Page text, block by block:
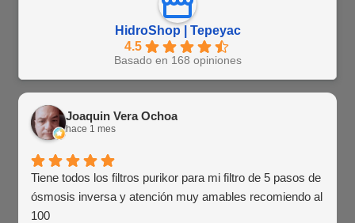
HidroShop | Tepeyac
4.5
Basado en 168 opiniones
Joaquin Vera Ochoa
hace 1 mes
Tiene todos los filtros purikor para mi filtro de 5 pasos de
ósmosis inversa y atención muy amables recomiendo al
100